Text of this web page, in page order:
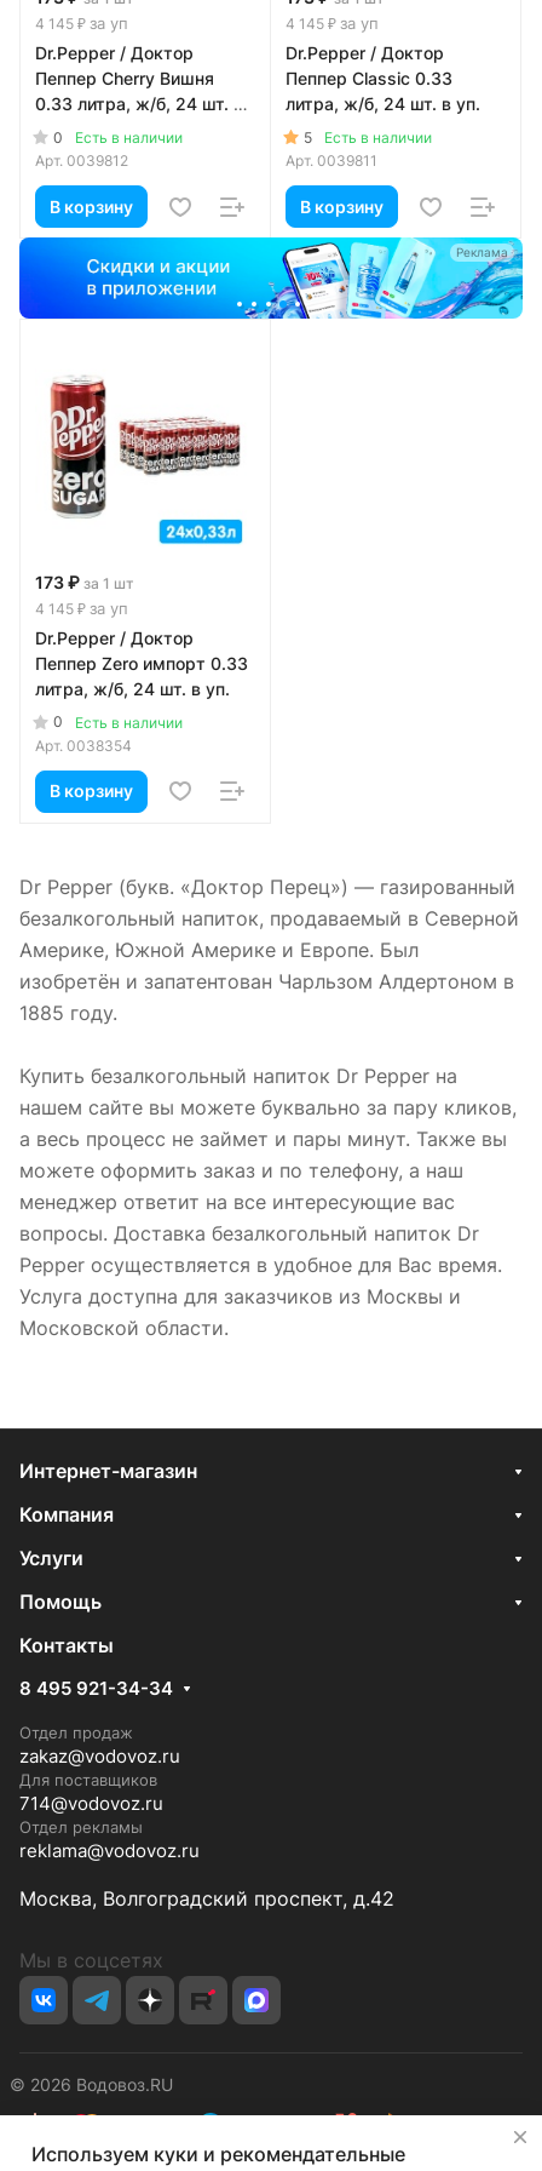
4 145 ₽ за уп
Dr.Pepper / Доктор
Пеппер Cherry Вишня
0.33 литра, ж/б, 24 шт. в
уп.0
Есть в наличии
Арт. 0039812
В корзину
Реклама
4 145 ₽ за уп
Dr.Pepper / Доктор
Пеппер Classic 0.33
литра, ж/б, 24 шт. в уп.
5
Есть в наличии
Арт. 0039811
В корзину
173 ₽ за 1 шт
4 145 ₽ за уп
Dr.Pepper / Доктор
Пеппер Zero импорт 0.33
литра, ж/б, 24 шт. в уп.
0
Есть в наличии
Арт. 0038354
В корзину
Dr Pepper (букв. «Доктор Перец») — газированный
безалкогольный напиток, продаваемый в Северной
Америке, Южной Америке и Европе. Был
изобретён и запатентован Чарльзом Алдертоном в
1885 году.
Купить безалкогольный напиток Dr Pepper на
нашем сайте вы можете буквально за пару кликов,
а весь процесс не займет и пары минут. Также вы
можете оформить заказ и по телефону, а наш
менеджер ответит на все интересующие вас
вопросы. Доставка безалкогольный напиток Dr
Pepper осуществляется в удобное для Вас время.
Услуга доступна для заказчиков из Москвы и
Московской области.
Интернет-магазин
Компания
Услуги
Помощь
Контакты
8 495 921-34-34
Отдел продаж
zakaz@vodovoz.ru
Для поставщиков
714@vodovoz.ru
Отдел рекламы
reklama@vodovoz.ru
Москва, Волгоградский проспект, д.42
Мы в соцсетях
© 2026 Водовоз.RU
КонфиденциальностьОферта
Используем куки и рекомендательные